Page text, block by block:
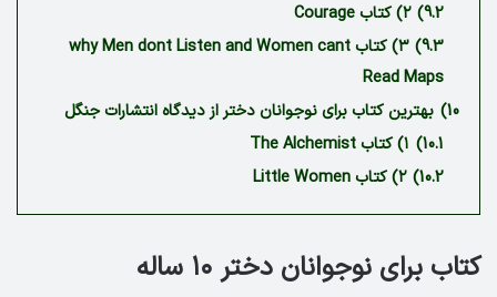
9.2) ۲) کتاب Courage
9.3)
۳) کتاب why Men dont Listen and Women cant
Read Maps
10) بهترین کتاب برای نوجوانان دختر از دیدگاه انتشارات جنگل
10.1)
۱) کتاب The Alchemist
10.2) ۲) کتاب Little Women
کتاب برای نوجوانان دختر ۱۰ ساله